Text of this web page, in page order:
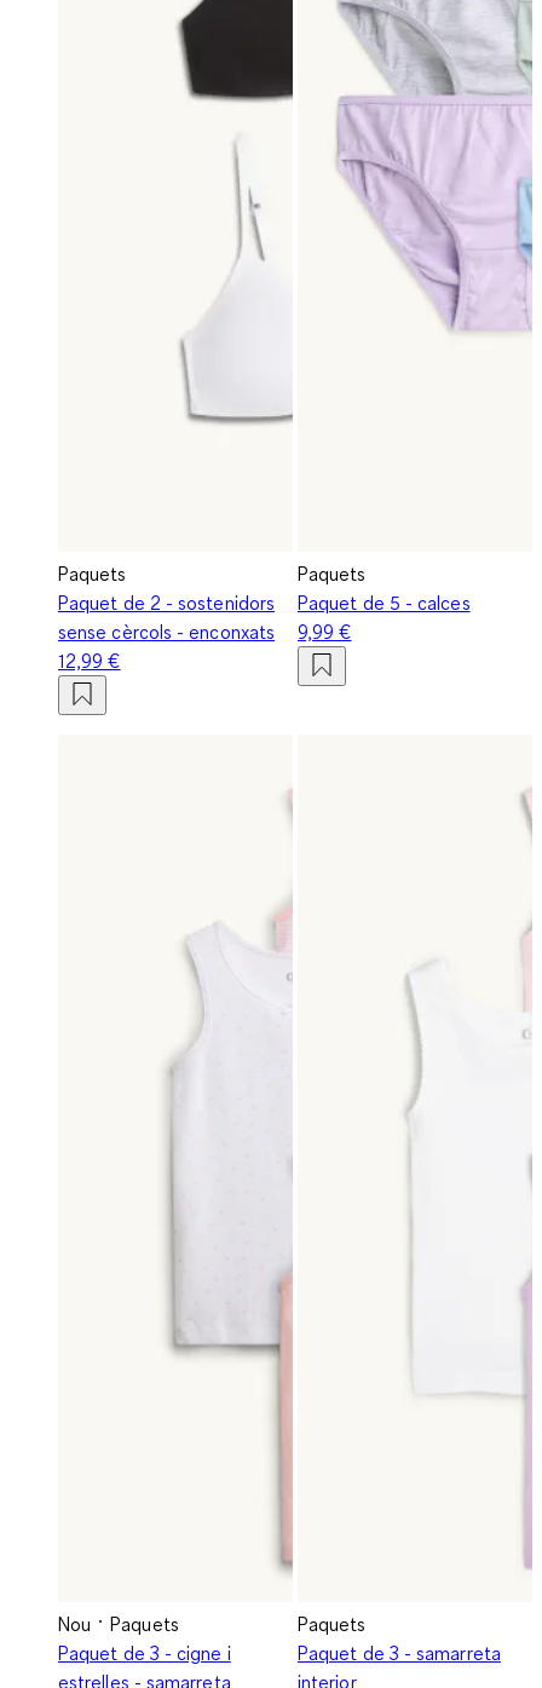
Paquets
Paquet de 2 - sostenidors
sense cèrcols - enconxats
12,99 €
Paquets
Paquet de 5 - calces
9,99 €
Nou
Paquets
Paquet de 3 - cigne i
estrelles - samarreta
Paquets
Paquet de 3 - samarreta
interior